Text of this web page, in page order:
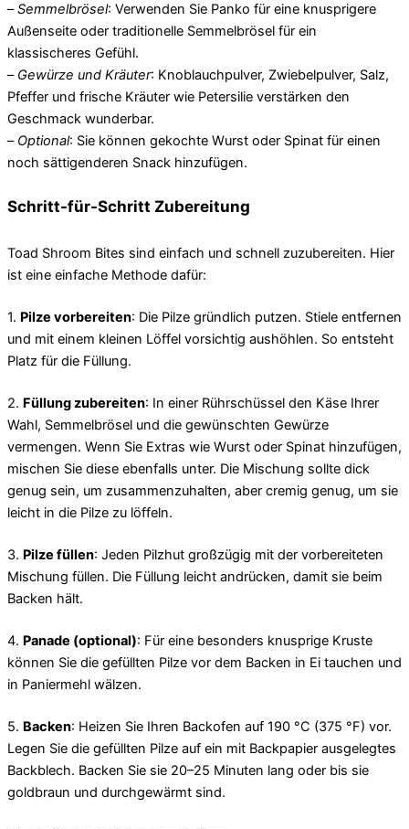
–Semmelbrösel: Verwenden Sie Panko für eine knusprigere
Außenseite oder traditionelle Semmelbrösel für ein
klassischeres Gefühl.
– Gewürze und Kräuter: Knoblauchpulver, Zwiebelpulver, Salz,
Pfeffer und frische Kräuter wie Petersilie verstärken den
Geschmack wunderbar.
– Optional: Sie können gekochte Wurst oder Spinat für einen
noch sättigenderen Snack hinzufügen.
Schritt-für-Schritt Zubereitung
Toad Shroom Bites sind einfach und schnell zuzubereiten. Hier
ist eine einfache Methode dafür:
1. Pilze vorbereiten: Die Pilze gründlich putzen. Stiele entfernen
und mit einem kleinen Löffel vorsichtig aushöhlen. So entsteht
Platz für die Füllung.
2. Füllung zubereiten: In einer Rührschüssel den Käse Ihrer
Wahl, Semmelbrösel und die gewünschten Gewürze
vermengen. Wenn Sie Extras wie Wurst oder Spinat hinzufügen,
mischen Sie diese ebenfalls unter. Die Mischung sollte dick
genug sein, um zusammenzuhalten, aber cremig genug, um sie
leicht in die Pilze zu löffeln.
3. Pilze füllen: Jeden Pilzhut großzügig mit der vorbereiteten
Mischung füllen. Die Füllung leicht andrücken, damit sie beim
Backen hält.
4. Panade (optional): Für eine besonders knusprige Kruste
können Sie die gefüllten Pilze vor dem Backen in Ei tauchen und
in Paniermehl wälzen.
5. Backen: Heizen Sie Ihren Backofen auf 190 °C (375 °F) vor.
Legen Sie die gefüllten Pilze auf ein mit Backpapier ausgelegtes
Backblech. Backen Sie sie 20–25 Minuten lang oder bis sie
goldbraun und durchgewärmt sind.